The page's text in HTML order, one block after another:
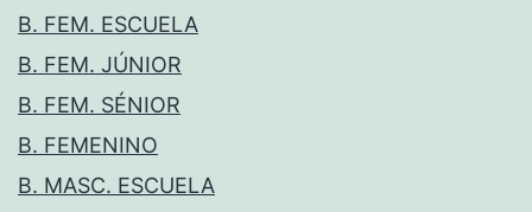
B. FEM. ESCUELA
B. FEM. JÚNIOR
B. FEM. SÉNIOR
B. FEMENINO
B. MASC. ESCUELA